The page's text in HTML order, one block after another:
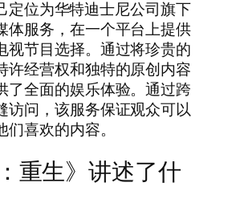
定位为华特迪士尼公司旗下
体服务，在一个平台上提供
视节目选择。通过将珍贵的
许经营权和独特的原创内容
了全面的娱乐体验。通过跨
访问，该服务保证观众可以
们喜欢的内容。
重生》讲述了什